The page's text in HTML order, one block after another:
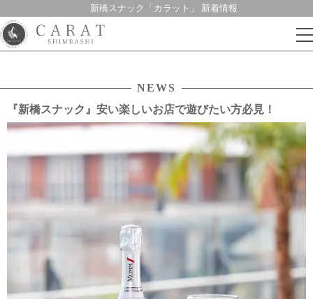
新橋スナック「カラット」 新着情報
Skip
NEWS
『新橋スナック』安い楽しいお店で遊びたい方必見！